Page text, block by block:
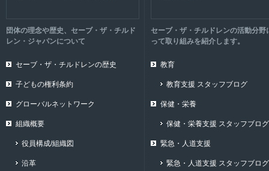
団体の理念や歴史、セーブ・ザ・チルド
レン・ジャパンについて
セーブ・ザ・チルドレンの歴史
子どもの権利条約
グローバルネットワーク
組織概要
役員構成/組織図
沿革
セーブ・ザ・チルドレンの活動分野
って取り組みを紹介します。
教育
教育支援 スタッフブログ
保健・栄養
保健・栄養支援 スタッフブログ
緊急・人道支援
緊急・人道支援 スタッフブログ